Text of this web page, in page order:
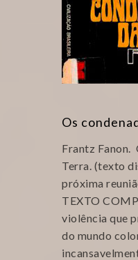
Os
Frantz Fanon.
Terra. (texto
próxima
TEXTO
violência que
do mundo